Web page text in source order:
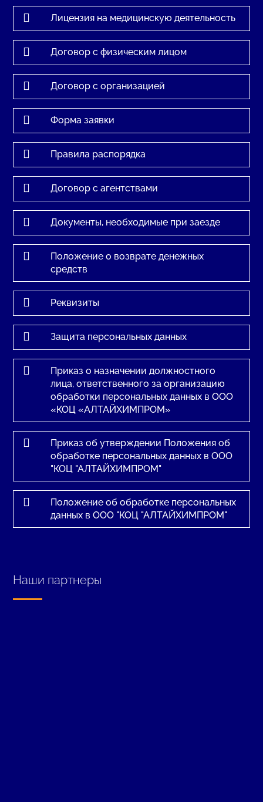
 Лицензия на медицинскую деятельность
 Договор с физическим лицом
 Договор с организацией
 Форма заявки
 Правила распорядка
 Договор с агентствами
 Документы, необходимые при заезде

Положение о возврате денежных
средств
 Реквизиты
 Защита персональных данных

Приказ о назначении должностного
лица, ответственного за организацию
обработки персональных данных в ООО
«КОЦ «АЛТАЙХИМПРОМ»

Приказ об утверждении Положения об
обработке персональных данных в ООО
"КОЦ "АЛТАЙХИМПРОМ"

Положение об обработке персональных
данных в ООО "КОЦ "АЛТАЙХИМПРОМ"
Наши партнеры